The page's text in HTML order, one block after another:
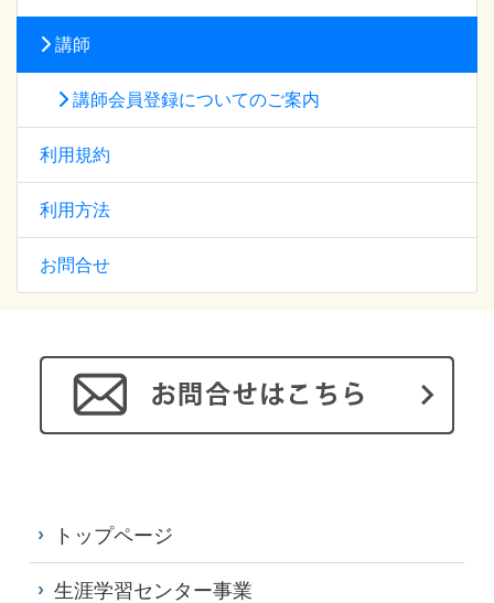
講師
講師会員登録についてのご案内
利用規約
利用方法
お問合せ
トップページ
生涯学習センター事業